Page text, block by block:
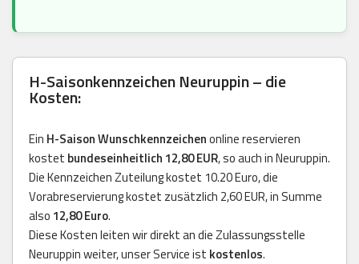
H-Saisonkennzeichen Neuruppin – die
Kosten:
Ein H-Saison Wunschkennzeichenonline reservieren
kostet bundeseinheitlich 12,80 EUR, so auch in Neuruppin.
Die Kennzeichen Zuteilung kostet 10.20 Euro, die
Vorabreservierung kostet zusätzlich 2,60 EUR, in Summe
also 12,80 Euro.
Diese Kosten leiten wir direkt an die Zulassungsstelle
Neuruppin weiter, unser Service ist kostenlos.